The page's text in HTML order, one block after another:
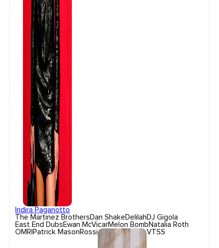
Indira Paganotto
The Martinez Brothers Dan Shake Delilah DJ Gigola
East End Dubs Ewan McVicarMelon Bomb Natalia Roth
OMRI Patrick Mason Rossi VTSS